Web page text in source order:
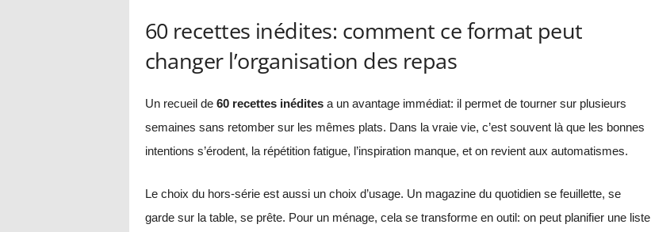
60 recettes inédites: comment ce format peut
changer l’organisation des repas
Un recueil de 60 recettes inéditesa un avantage immédiat: il permet de tourner sur plusieurs
semaines sans retomber sur les mêmes plats. Dans la vraie vie, c’est souvent là que les bonnes
intentions s’érodent, la répétition fatigue, l’inspiration manque, et on revient aux automatismes.
Le choix du hors-série est aussi un choix d’usage. Un magazine du quotidien se feuillette, se
garde sur la table, se prête. Pour un ménage, cela se transforme en outil: on peut planifier une liste